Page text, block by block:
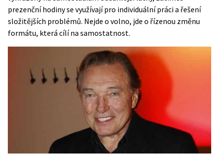
prezenční hodiny se využívají pro individuální práci a řešení
složitějších problémů. Nejde o volno, jde o řízenou změnu
formátu, která cílí na samostatnost.